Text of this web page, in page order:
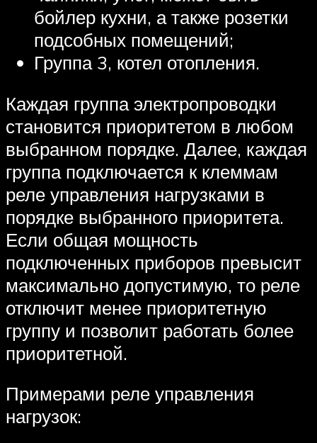
бойлер кухни, а также розетки
подсобных помещений;
Группа 3, котел отопления.
Каждая группа электропроводки
становится приоритетом в любом
выбранном порядке. Далее, каждая
группа подключается к клеммам
реле управления нагрузками в
порядке выбранного приоритета.
Если общая мощность
подключенных приборов превысит
максимально допустимую, то реле
отключит менее приоритетную
группу и позволит работать более
приоритетной.
Примерами реле управления
нагрузок: